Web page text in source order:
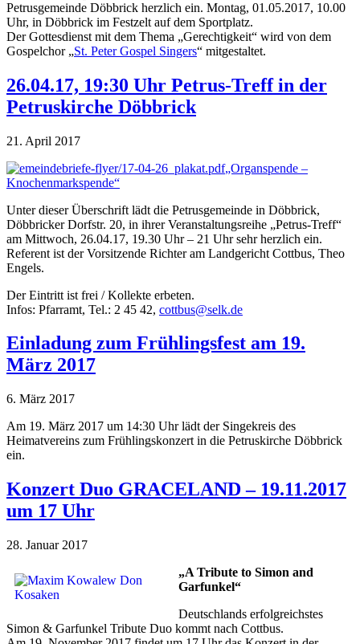
Petrusgemeinde Döbbrick herzlich ein. Montag, 01.05.2017, 10.00
Uhr, in Döbbrick im Festzelt auf dem Sportplatz.
Der Gottesdienst mit dem Thema „Gerechtigkeit“ wird von dem
Gospelchor „St. Peter Gospel Singers“ mitgestaltet.
26.04.17, 19:30 Uhr Petrus-Treff in der
Petruskirche Döbbrick
21. April 2017
„Organspende –
Knochenmarkspende“
Unter dieser Überschrift lädt die Petrusgemeinde in Döbbrick,
Döbbricker Dorfstr. 20, in ihrer Veranstaltungsreihe „Petrus-Treff“
am Mittwoch, 26.04.17, 19.30 Uhr – 21 Uhr sehr herzlich ein.
Referent ist der Vorsitzende Richter am Landgericht Cottbus, Theo
Engels.
Der Eintritt ist frei / Kollekte erbeten.
Infos: Pfarramt, Tel.: 2 45 42, cottbus@selk.de
Einladung zum Frühlingsfest am 19.
März 2017
6. März 2017
Am 19. März 2017 um 14:30 Uhr lädt der Singekreis des
Heimatvereins zum Frühlingskonzert in die Petruskirche Döbbrick
ein.
Konzert Duo GRACELAND – 19.11.2017
um 17 Uhr
28. Januar 2017
„A Tribute to Simon and
Garfunkel“
Deutschlands erfolgreichstes
Simon & Garfunkel Tribute Duo kommt nach Cottbus.